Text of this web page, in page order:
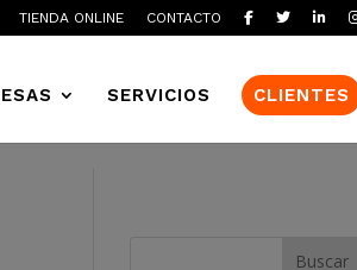
TIENDA ONLINE CONTACTO
SERVICIOS CLIENTES